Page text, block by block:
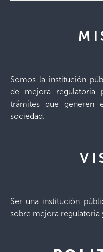
Somos la institución
de mejora regulatoria
trámites que generen
sociedad.
Ser una institución
sobre mejora